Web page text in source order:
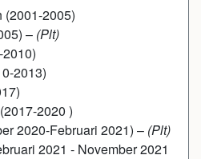
(2001-2005)
– (Plt)
2013)
2020 )
2020-Februari 2021) – (Plt)
2021 - November 2021